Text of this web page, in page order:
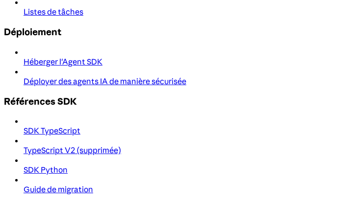
Listes de tâches
Déploiement
Héberger l'Agent SDK
Déployer des agents IA de manière sécurisée
Références SDK
SDK TypeScript
TypeScript V2 (supprimée)
SDK Python
Guide de migration